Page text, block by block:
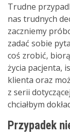
Trudne
nas trudnych
zaczniemy
zadać sobie
coś zrobić,
życia pacjenta,
klienta oraz
z serii
chciałbym
Przypadek